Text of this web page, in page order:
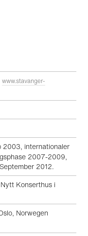
www.stavanger-
internationaler
2007-2009,
2012.
Konserthus i
Norwegen